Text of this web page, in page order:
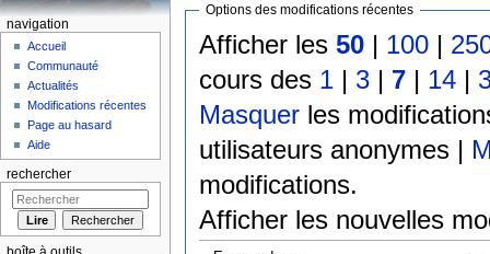
Options des modifications récentes
Afficher les50 | 100 |
cours des 1 | 3 | 7 | 14 |
Masquer les
utilisateurs anonymes |
modifications.
Afficher les nouvelles
navigation
Accueil
Communauté
Actualités
Modifications récentes
Page au hasard
Aide
rechercher
boîte à outils